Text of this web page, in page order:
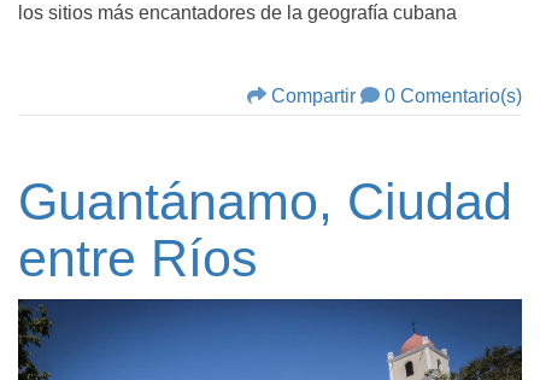
los sitios más encantadores de la geografía cubana
Compartir 0 Comentario(s)
Guantánamo, Ciudad
entre Ríos